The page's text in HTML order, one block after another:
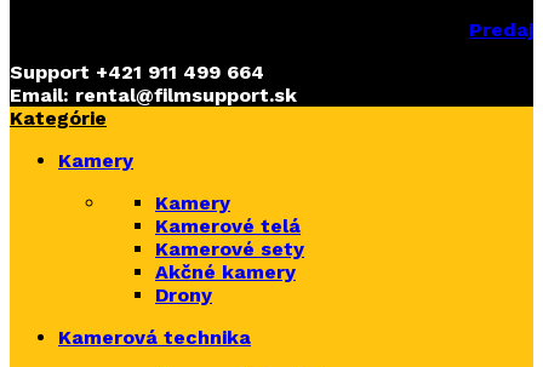
Predaj
Support +421 911 499 664
Email: rental@filmsupport.sk
Kategórie
Kamery
Kamery
Kamerové telá
Kamerové sety
Akčné kamery
Drony
Kamerová technika